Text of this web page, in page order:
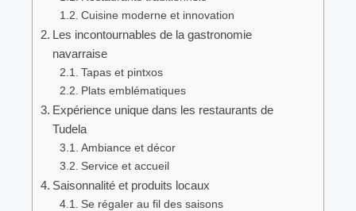
Cuisine moderne et innovation
Les incontournables de la gastronomie
navarraise
Tapas et pintxos
Plats emblématiques
Expérience unique dans les restaurants de
Tudela
Ambiance et décor
Service et accueil
Saisonnalité et produits locaux
Se régaler au fil des saisons